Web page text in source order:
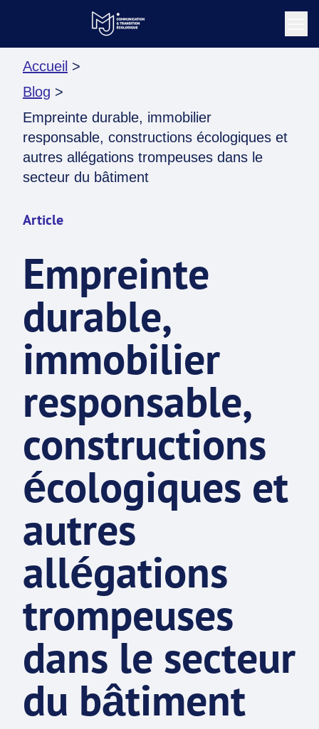
Accueil >
Blog >
Empreinte durable, immobilier
responsable, constructions écologiques et
autres allégations trompeuses dans le
secteur du bâtiment
Article
Empreinte
durable,
immobilier
responsable,
constructions
écologiques et
autres
allégations
trompeuses
dans le secteur
du bâtiment